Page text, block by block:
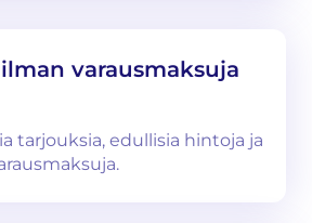
varausmaksuja
tarjouksia, edullisia hintoja ja